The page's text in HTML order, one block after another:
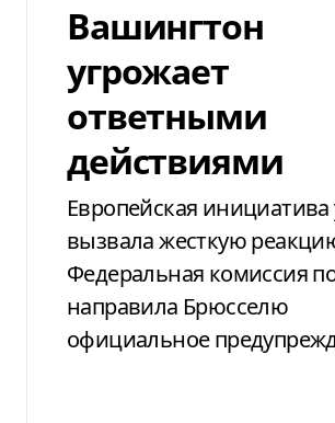
Вашингтон
угрожает
ответными
действиями
Европейская
вызвала жесткую
Федеральная комиссия
направила Брюсселю
официальное